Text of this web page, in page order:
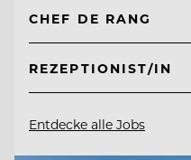
CHEF DE RANG
REZEPTIONIST/IN
Entdecke alle Jobs